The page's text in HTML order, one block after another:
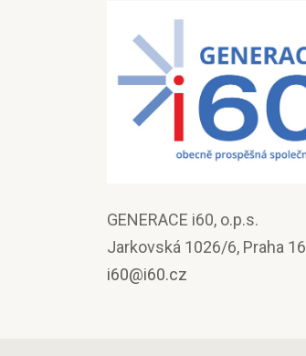
GENERACE i60, o.p.s.
Jarkovská 1026/6, Praha 16
i60@i60.cz